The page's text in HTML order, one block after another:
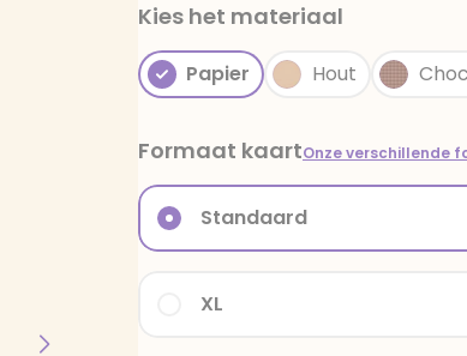
Kies het materiaal
Papier Hout
Formaat kaartOnze verschillende
XL
Standaard